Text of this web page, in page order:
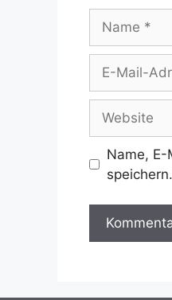
Mail-
Adresse
Name,
speichern.